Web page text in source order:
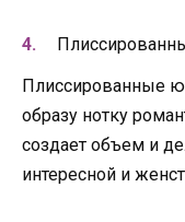
Плиссированные
образу нотку
создает объем и
интересной и